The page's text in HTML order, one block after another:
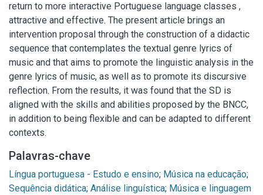
return to more interactive Portuguese language classes ,
attractive and effective. The present article brings an
intervention proposal through the construction of a didactic
sequence that contemplates the textual genre lyrics of
music and that aims to promote the linguistic analysis in the
genre lyrics of music, as well as to promote its discursive
reflection. From the results, it was found that the SD is
aligned with the skills and abilities proposed by the BNCC,
in addition to being flexible and can be adapted to different
contexts.
Palavras-chave
Língua portuguesa - Estudo e ensino; Música na educação;
Sequência didática; Análise linguística; Música e linguagem